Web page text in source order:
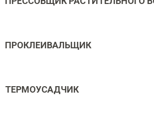
ПРОКЛЕИВАЛЬЩИК
ТЕРМОУСАДЧИК